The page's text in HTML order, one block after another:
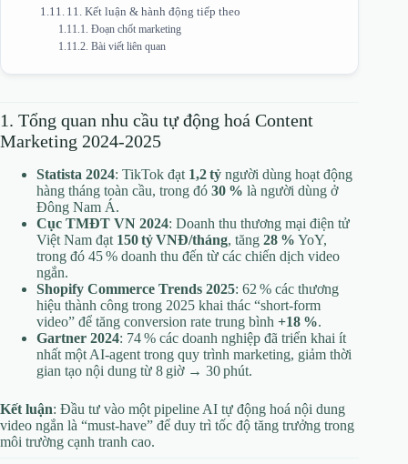
11. Kết luận & hành động tiếp theo
Đoạn chốt marketing
Bài viết liên quan
1. Tổng quan nhu cầu tự động hoá Content
Marketing 2024‑2025
Statista 2024: TikTok đạt 1,2 tỷ người dùng hoạt động
hàng tháng toàn cầu, trong đó 30 % là người dùng ở
Đông Nam Á.
Cục TMĐT VN 2024: Doanh thu thương mại điện tử
Việt Nam đạt 150 tỷ VNĐ/tháng, tăng 28 % YoY,
trong đó 45 % doanh thu đến từ các chiến dịch video
ngắn.
Shopify Commerce Trends 2025: 62 % các thương
hiệu thành công trong 2025 khai thác “short‑form
video” để tăng conversion rate trung bình +18 %.
Gartner 2024: 74 % các doanh nghiệp đã triển khai ít
nhất một AI‑agent trong quy trình marketing, giảm thời
gian tạo nội dung từ 8 giờ → 30 phút.
Kết luận: Đầu tư vào một pipeline AI tự động hoá nội dung
video ngắn là “must‑have” để duy trì tốc độ tăng trưởng trong
môi trường cạnh tranh cao.